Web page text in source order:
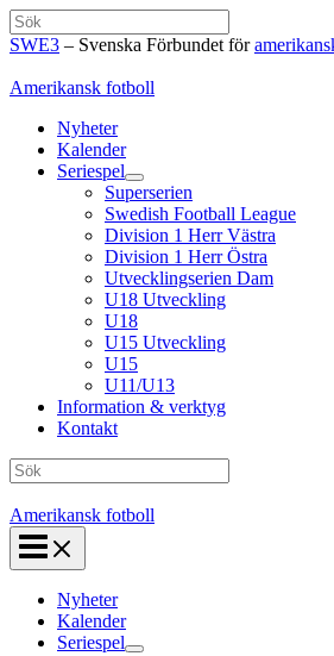
Hoppa
till
Sök
SWE3 – Svenska Förbundet för
Amerikansk fotboll
Nyheter
Kalender
Seriespel
Superserien
Swedish Football League
Division 1 Herr Västra
Division 1 Herr Östra
Utvecklingserien Dam
U18 Utveckling
U18
U15 Utveckling
U15
U11/U13
Information & verktyg
Kontakt
Sök
Amerikansk fotboll
Nyheter
Kalender
Seriespel